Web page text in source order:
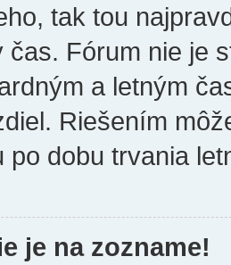
tak tou
čas. Fórum nie je
a letným
Riešením
po dobu trvania
je na zozname!